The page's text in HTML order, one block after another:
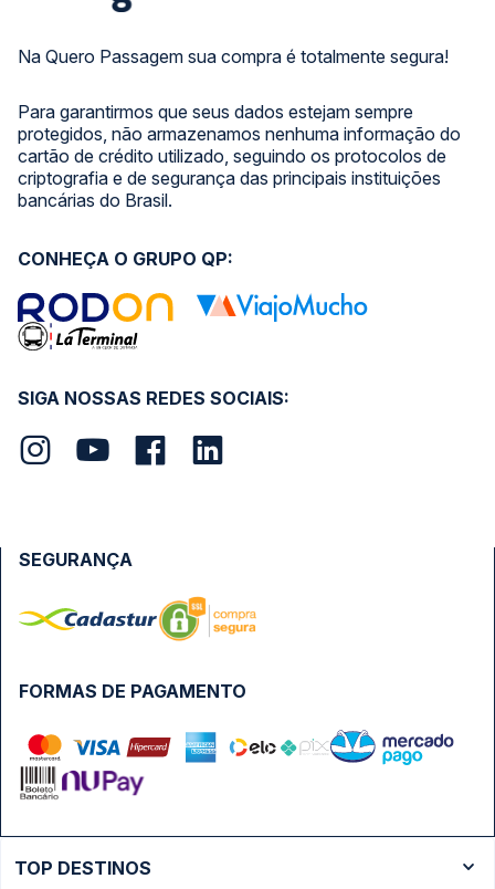
Na Quero Passagem sua compra é totalmente segura!
Para garantirmos que seus dados estejam sempre
protegidos, não armazenamos nenhuma informação do
cartão de crédito utilizado, seguindo os protocolos de
criptografia e de segurança das principais instituições
bancárias do Brasil.
SIGA NOSSAS REDES SOCIAIS:
CONHEÇA O GRUPO QP:
FORMAS DE PAGAMENTO
SEGURANÇA
TOP DESTINOS